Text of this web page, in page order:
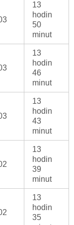
13
hodin
50
minut
13
hodin
46
minut
13
hodin
43
minut
13
hodin
39
minut
13
hodin
35